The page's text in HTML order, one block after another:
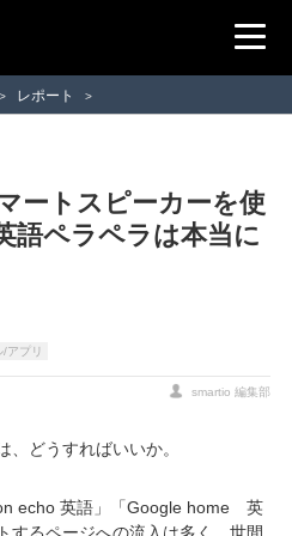
> レポート >
ートスピーカーを使
語ペラペラは本当に
/アプリ
smartio 編集部
どうすればいいか。
echo 英語」「Google home 英